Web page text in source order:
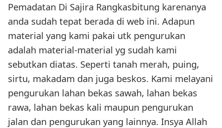
Pemadatan Di Sajira Rangkasbitung karenanya
anda sudah tepat berada di web ini. Adapun
material yang kami pakai utk pengurukan
adalah material-material yg sudah kami
sebutkan diatas. Seperti tanah merah, puing,
sirtu, makadam dan juga beskos. Kami melayani
pengurukan lahan bekas sawah, lahan bekas
rawa, lahan bekas kali maupun pengurukan
jalan dan pengurukan yang lainnya. Insya Allah